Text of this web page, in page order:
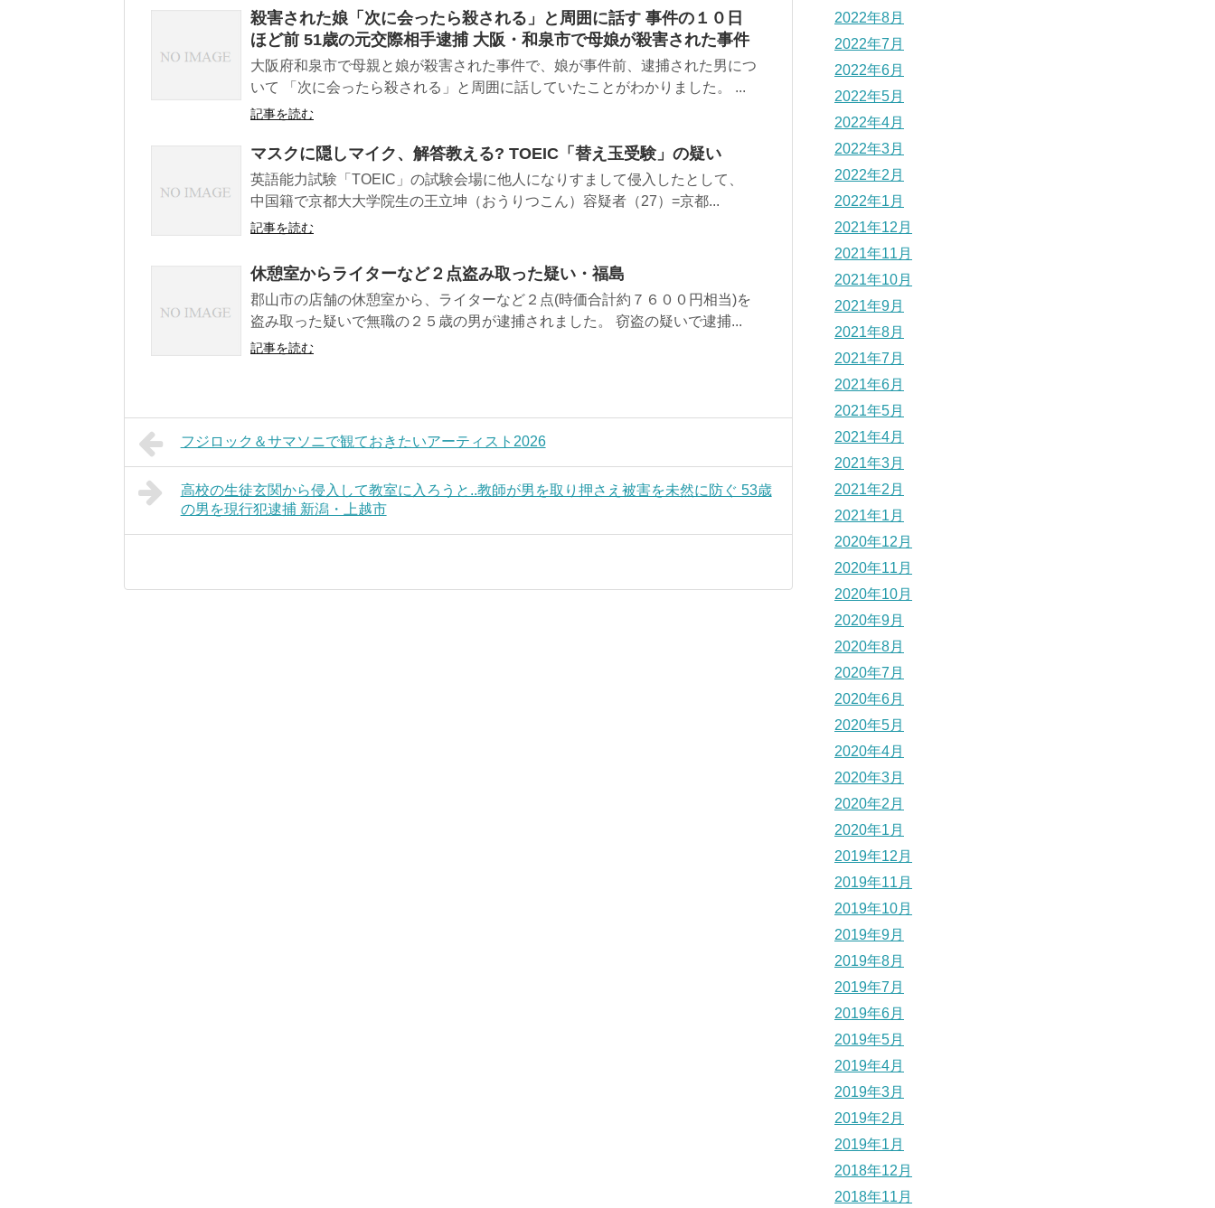
殺害された娘「次に会ったら殺される」と周囲に話す 事件の１０日
ほど前 51歳の元交際相手逮捕 大阪・和泉市で母娘が殺害された事件
大阪府和泉市で母親と娘が殺害された事件で、娘が事件前、逮捕された男につ
いて 「次に会ったら殺される」と周囲に話していたことがわかりました。 ...
記事を読む
マスクに隠しマイク、解答教える? TOEIC「替え玉受験」の疑い
英語能力試験「TOEIC」の試験会場に他人になりすまして侵入したとして、
中国籍で京都大大学院生の王立坤（おうりつこん）容疑者（27）=京都...
記事を読む
休憩室からライターなど２点盗み取った疑い・福島
郡山市の店舗の休憩室から、ライターなど２点(時価合計約７６００円相当)を
盗み取った疑いで無職の２５歳の男が逮捕されました。 窃盗の疑いで逮捕...
記事を読む
フジロック＆サマソニで観ておきたいアーティスト2026
高校の生徒玄関から侵入して教室に入ろうと..教師が男を取り押さえ被害を未然に防ぐ 53歳
の男を現行犯逮捕 新潟・上越市
2022年8月
2022年7月
2022年6月
2022年5月
2022年4月
2022年3月
2022年2月
2022年1月
2021年12月
2021年11月
2021年10月
2021年9月
2021年8月
2021年7月
2021年6月
2021年5月
2021年4月
2021年3月
2021年2月
2021年1月
2020年12月
2020年11月
2020年10月
2020年9月
2020年8月
2020年7月
2020年6月
2020年5月
2020年4月
2020年3月
2020年2月
2020年1月
2019年12月
2019年11月
2019年10月
2019年9月
2019年8月
2019年7月
2019年6月
2019年5月
2019年4月
2019年3月
2019年2月
2019年1月
2018年12月
2018年11月